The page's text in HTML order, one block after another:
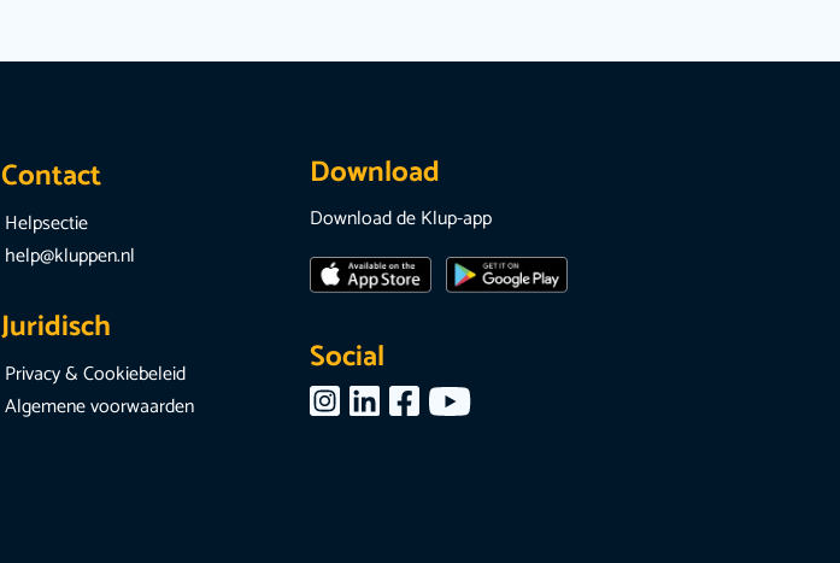
Contact
Helpsectie
help@kluppen.nl
Juridisch
Privacy & Cookiebeleid
Algemene voorwaarden
Download
Download de Klup-app
Social